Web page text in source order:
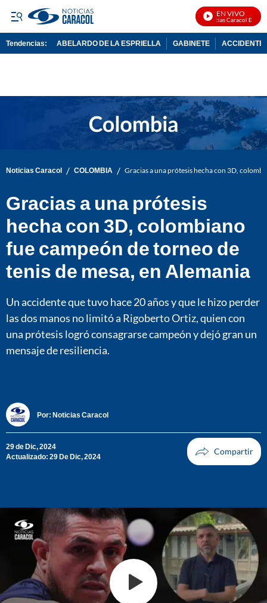
EN VIVO
Noticias Caracol En Vivo
Tendencias: ABELARDO DE LA ESPRIELLA GABINETE ACCIDENTE
Noticias Caracol / COLOMBIA / Gracias a una prótesis hecha con 3D,
Gracias a una prótesis
hecha con 3D, colombiano
fue campeón de torneo de
tenis de mesa, en Alemania
Un accidente que tuvo hace 20 años y que le hizo perder
las dos manos no limitó a Rigoberto Ortiz, quien con
una prótesis logró consagrarse campeón y dejó gran un
mensaje de resiliencia.
Por: Noticias Caracol
29 de Dic, 2024
Actualizado: 29 De Dic, 2024